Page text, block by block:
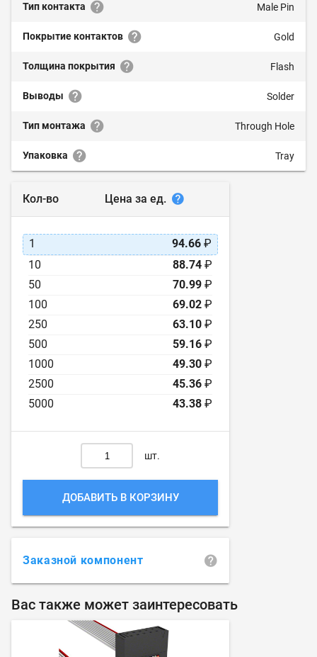
Тип контакта Male Pin
Покрытие контактов Gold
Толщина покрытия Flash
Выводы Solder
Тип монтажа Through Hole
Упаковка Tray
Кол-во Цена за ед.
1 94.66 ₽
10
88.74 ₽
50
70.99 ₽
100
69.02 ₽
250
63.10 ₽
500
59.16 ₽
1000
49.30 ₽
2500
45.36 ₽
5000
43.38 ₽
шт.
ДОБАВИТЬ В КОРЗИНУ
Заказной компонент
Вас также может заинтересовать